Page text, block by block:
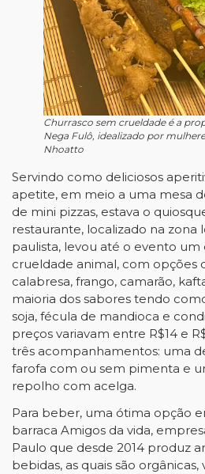
Churrasco sem crueldade é a
Nega Fulô, idealizado por
Nhoatto
Servindo como deliciosos
apetite, em meio a uma mesa
de mini pizzas, estava o
restaurante, localizado na zona
paulista, levou até o evento um
crueldade animal, com opções
calabresa, frango, camarão,
maioria dos sabores tendo
soja, fécula de mandioca e
preços variavam entre R$14 e
três acompanhamentos: uma
farofa com ou sem pimenta e
repolho com acelga.
Para beber, uma ótima opção
barraca Amigos da vida,
Paulo que desde 2014 produz
bebidas, as quais são